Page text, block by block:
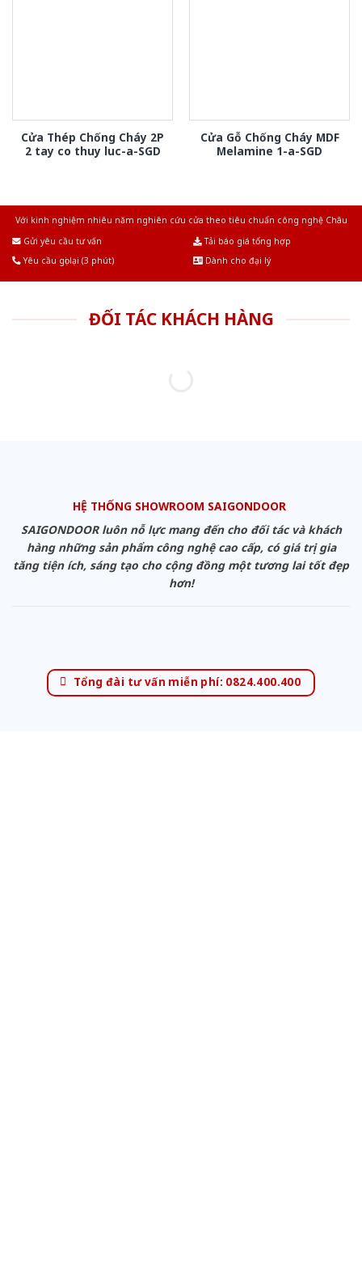
Cửa Thép Chống Cháy 2P
2 tay co thuy luc-a-SGD
Cửa Gỗ Chống Cháy MDF
Melamine 1-a-SGD
Với kinh nghiệm nhiêu năm nghiên cứu cửa theo tiêu chuẩn công nghệ Châu
Gửi yêu cầu tư vấn
Tải báo giá tổng hợp
Yêu cầu gọi lại (3 phút)
Dành cho đại lý
ĐỐI TÁC KHÁCH HÀNG
HỆ THỐNG SHOWROOM SAIGONDOOR
SAIGONDOOR luôn nỗ lực mang đến cho đối tác và khách
hàng những sản phẩm công nghệ cao cấp, có giá trị gia
tăng tiện ích, sáng tạo cho cộng đồng một tương lai tốt đẹp
hơn!
Tổng đài tư vấn miễn phí: 0824.400.400